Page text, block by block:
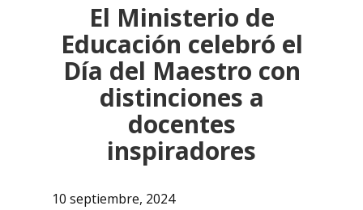
El Ministerio de
Educación celebró el
Día del Maestro con
distinciones a
docentes
inspiradores
10 septiembre, 2024